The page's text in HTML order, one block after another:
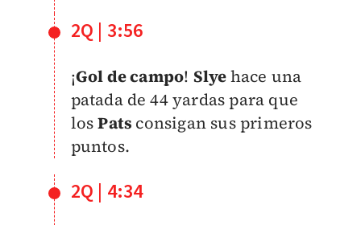
2Q | 3:56
¡Gol de campo! Slyehace una
patada de 44 yardas para que
losPats consigan sus primeros
puntos.
2Q | 4:34